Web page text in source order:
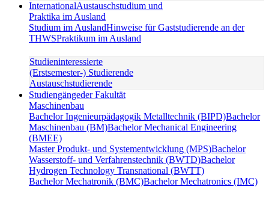
InternationalAustauschstudium und
Praktika im Ausland
Studium im AuslandHinweise für Gaststudierende an der
THWSPraktikum im Ausland
Studieninteressierte
(Erstsemester-) Studierende
Austauschstudierende
Studiengängeder Fakultät
Maschinenbau
Bachelor Ingenieurpädagogik Metalltechnik (BIPD)Bachelor
Maschinenbau (BM)Bachelor Mechanical Engineering
(BMEE)
Master Produkt- und Systementwicklung (MPS)Bachelor
Wasserstoff- und Verfahrenstechnik (BWTD)Bachelor
Hydrogen Technology Transnational (BWTT)
Bachelor Mechatronik (BMC)Bachelor Mechatronics (IMC)